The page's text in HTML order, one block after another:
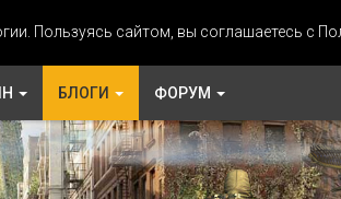
Пользуясь сайтом, вы соглашаетесь с
БЛОГИ ФОРУМ